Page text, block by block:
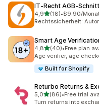
IT‑Recht
4,9de 5 estrelas
(18)
18 total de avaliações
•$9.90/
Rechtssicherheit:
Smart Age
4,8de 5 estrelas
(40)
40 total de avaliações
•Free plan
Age verifier, age
Built for Shopify
Returbo Returns &
5,0de 5 estrelas
(86)
86 total de avaliações
•Free trial
Turn returns into